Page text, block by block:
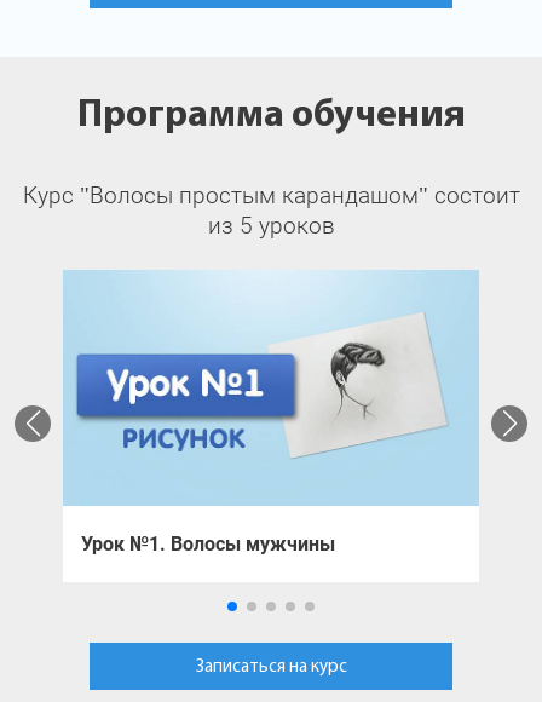
Программа обучения
Курс "Волосы простым карандашом" состоит
из 5 уроков
Урок №1. Волосы мужчины
Записаться на курс